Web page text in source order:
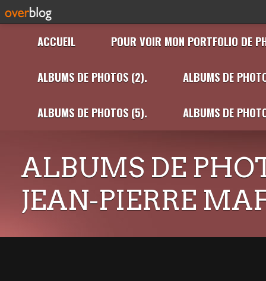
ACCUEIL POUR VOIR MON PORTFOLIO DE
ALBUMS DE PHOTOS (2). ALBUMS DE
ALBUMS DE PHOTOS (5). ALBUMS DE
ALBUMS DE
JEAN-PIERRE